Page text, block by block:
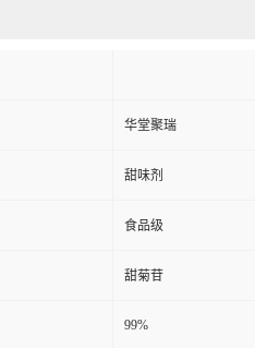
华堂聚瑞
甜味剂
食品级
甜菊苷
99%